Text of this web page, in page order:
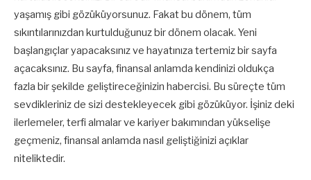
yaşamış gibi gözüküyorsunuz. Fakat bu dönem, tüm
sıkıntılarınızdan kurtulduğunuz bir dönem olacak. Yeni
başlangıçlar yapacaksınız ve hayatınıza tertemiz bir sayfa
açacaksınız. Bu sayfa, finansal anlamda kendinizi oldukça
fazla bir şekilde geliştireceğinizin habercisi. Bu süreçte tüm
sevdikleriniz de sizi destekleyecek gibi gözüküyor. İşiniz deki
ilerlemeler, terfi almalar ve kariyer bakımından yükselişe
geçmeniz, finansal anlamda nasıl geliştiğinizi açıklar
niteliktedir.